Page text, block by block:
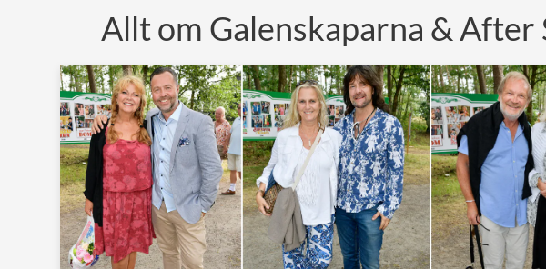
Allt om Galenskaparna & After